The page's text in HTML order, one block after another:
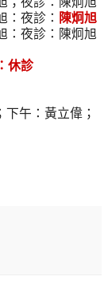
：夜診： 陳炯旭
：夜診：陳炯旭
休診
午：黃立偉；